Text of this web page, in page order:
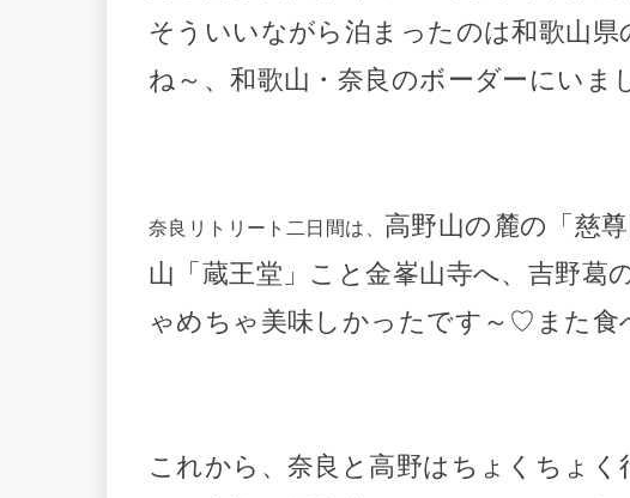
そういいながら泊まったのは和歌山県
ね～、和歌山・奈良のボーダーにいま
奈良リトリート二日間は、 高野山の麓の「慈
山「蔵王堂」こと金峯山寺へ、吉野葛
ゃめちゃ美味しかったです～♡また
これから、奈良と高野はちょくちょ